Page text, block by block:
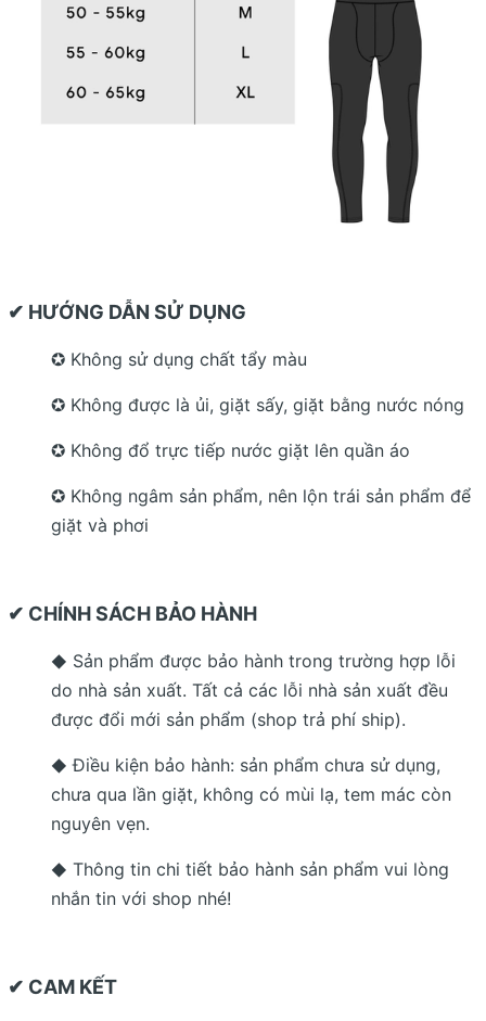
✔ HƯỚNG DẪN SỬ DỤNG
✪ Không sử dụng chất tẩy màu
✪ Không được là ủi, giặt sấy, giặt bằng nước nóng
✪ Không đổ trực tiếp nước giặt lên quần áo
✪ Không ngâm sản phẩm, nên lộn trái sản phẩm để
giặt và phơi
✔ CHÍNH SÁCH BẢO HÀNH
◆ Sản phẩm được bảo hành trong trường hợp lỗi
do nhà sản xuất. Tất cả các lỗi nhà sản xuất đều
được đổi mới sản phẩm (shop trả phí ship).
◆ Điều kiện bảo hành: sản phẩm chưa sử dụng,
chưa qua lần giặt, không có mùi lạ, tem mác còn
nguyên vẹn.
◆ Thông tin chi tiết bảo hành sản phẩm vui lòng
nhắn tin với shop nhé!
✔ CAM KẾT